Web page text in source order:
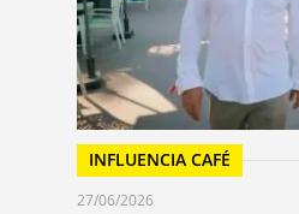
INFLUENCIA CAFÉ
27/06/2026